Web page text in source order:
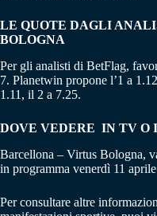
LE QUOTE DAGLI
BOLOGNA
Per gli analisti di BetFlag,
7. Planetwin propone l’1 a
1.11, il 2 a 7.25.
DOVE VEDERE IN TV O
Barcellona – Virtus Bologna,
in programma venerdì 11
Per consultare altre